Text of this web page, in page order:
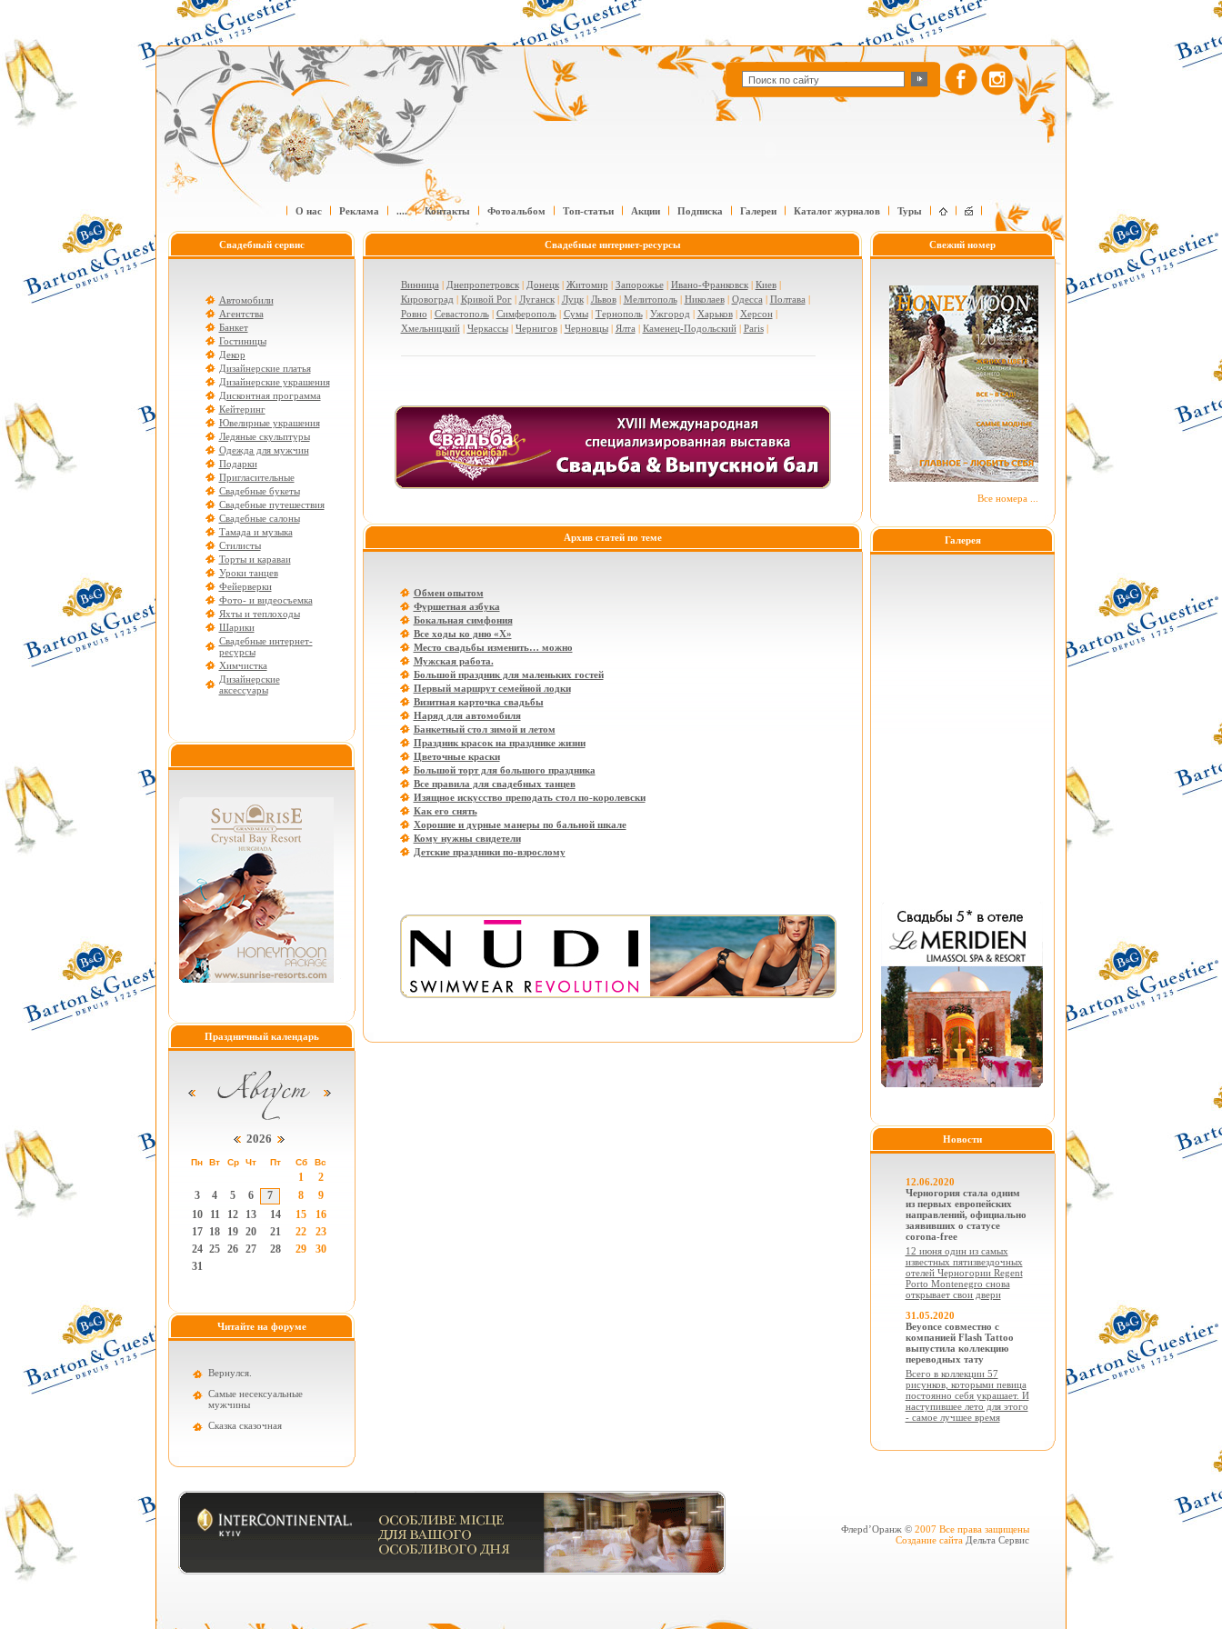
О нас Реклама .... Контакты Фотоальбом Топ-статьи Акции Подписка Галереи Каталог журналов Туры
Свадебный сервис
Автомобили
Агентства
Банкет
Гостиницы
Декор
Дизайнерские платья
Дизайнерские украшения
Дисконтная программа
Кейтеринг
Ювелирные украшения
Ледяные скульптуры
Одежда для мужчин
Подарки
Пригласительные
Свадебные букеты
Свадебные путешествия
Свадебные салоны
Тамада и музыка
Стилисты
Торты и караваи
Уроки танцев
Фейерверки
Фото- и видеосъемка
Яхты и теплоходы
Шарики
Свадебные интернет-
ресурсы
Химчистка
Дизайнерские
аксессуары
Праздничный календарь
2026
Пн Вт Ср Чт Пт Сб Вс
1
2
3
4 5 6 7 8
9
10
11 12 13 14 15
16
17
18 19 20 21 22
23
24 25 26 27 28 29
30
31
Читайте на форуме
Вернулся.
Самые несексуальные
мужчины
Cказка сказочная
Свадебные интернет-ресурсы
Винница | Днепропетровск| Донецк| Житомир | Запорожье| Ивано-Франковск| Киев|
Кировоград | Кривой Рог| Луганск| Луцк| Львов| Мелитополь| Николаев| Одесса | Полтава |
Ровно | Севастополь| Симферополь| Сумы| Тернополь| Ужгород | Харьков| Херсон|
Хмельницкий| Черкассы| Чернигов| Черновцы| Ялта | Каменец-Подольский| Paris|
Архив статей по теме
Обмен опытом
Фуршетная азбука
Бокальная симфония
Все ходы ко дню «Х»
Место свадьбы изменить… можно
Мужская работа.
Большой праздник для маленьких гостей
Первый маршрут семейной лодки
Визитная карточка свадьбы
Наряд для автомобиля
Банкетный стол зимой и летом
Праздник красок на празднике жизни
Цветочные краски
Большой торт для большого праздника
Все правила для свадебных танцев
Изящное искусство преподать стол по-королевски
Как его снять
Хорошие и дурные манеры по бальной шкале
Кому нужны свидетели
Детские праздники по-взрослому
Свежий номер
Все номера ...
Галерея
Новости
12.06.2020
Черногория стала одним
из первых европейских
направлений, официально
заявивших о статусе
corona-free
12 июня один из самых
известных пятизвездочных
отелей Черногории Regent
Porto Montenegro снова
открывает свои двери
31.05.2020
Beyonce совместно с
компанией Flash Tattoo
выпустила коллекцию
переводных тату
Всего в коллекции 57
рисунков, которыми певица
постоянно себя украшает. И
наступившее лето для этого
- самое лучшее время
Флерd’Оранж © 2007 Все права защищены
Создание сайта Дельта Сервис